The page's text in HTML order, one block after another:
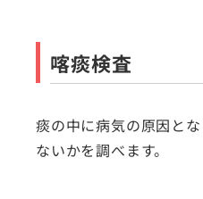
喀痰検査
痰の中に病気の原因と
ないかを調べます。